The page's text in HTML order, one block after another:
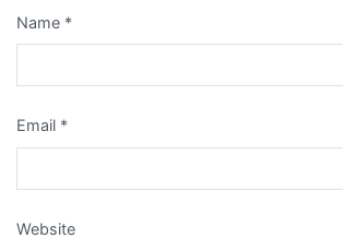
Name *
Email *
Website